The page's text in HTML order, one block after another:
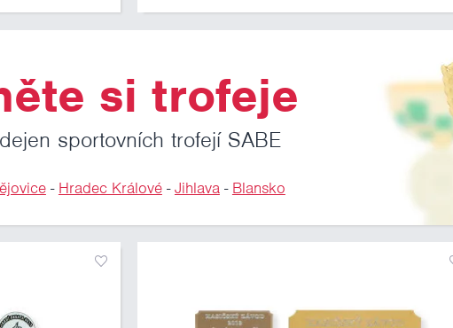
si trofeje
sportovních trofejí SABE
- Hradec Králové-Jihlava- Blansko